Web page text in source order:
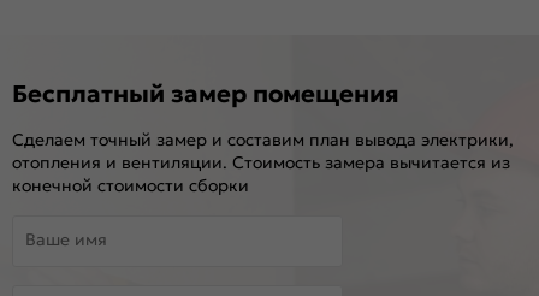
Бесплатный замер помещения
Сделаем точный замер и составим план вывода электрики,
отопления и вентиляции. Стоимость замера вычитается из
конечной стоимости сборки
Ваше имя